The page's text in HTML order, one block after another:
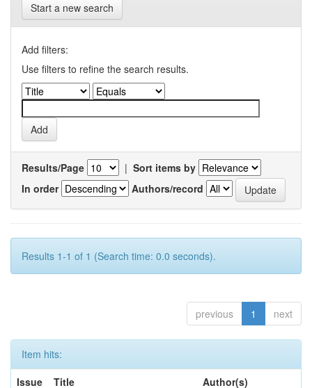
Start a new search
Add filters:
Use filters to refine the search results.
Results/Page | Sort items by
In order
Authors/record
Results 1-1 of 1 (Search time: 0.0 seconds).
previous 1 next
Item hits:
Issue
Title Author(s)